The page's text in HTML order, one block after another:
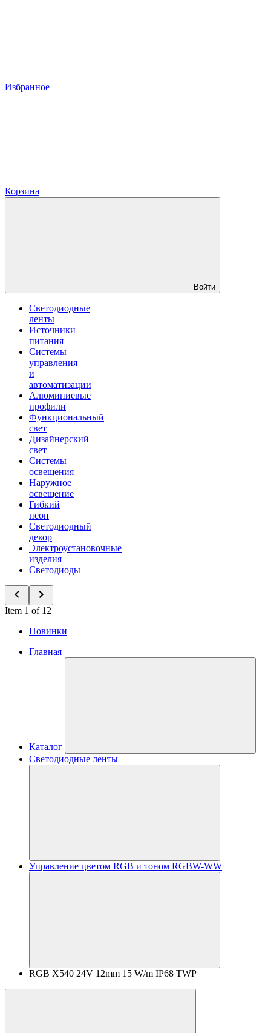
Избранное
Корзина
Войти
Светодиодные
ленты
Источники
питания
Системы
управления
и
автоматизации
Алюминиевые
профили
Функциональный
свет
Дизайнерский
свет
Системы
освещения
Наружное
освещение
Гибкий
неон
Светодиодный
декор
Электроустановочные
изделия
Светодиоды
Item 1 of 12
Новинки
Главная
Каталог
Светодиодные ленты
Управление цветом RGB и тоном RGBW-WW
RGB X540 24V 12mm 15 W/m IP68 TWP